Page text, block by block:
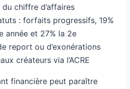
chiffre d’affaires
: forfaits progressifs, 19%
année et 27% la 2e
report ou d’exonérations
créateurs via l’ACRE
financière peut paraître